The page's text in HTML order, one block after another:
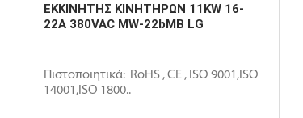
ΕΚΚΙΝΗΤΗΣ ΚΙΝΗΤΗΡΩΝ 11KW 16-
22A 380VAC MW-22bMB LG
Πιστοποιητικά: RoHS , CE , ISO 9001,ISO
14001,ISO 1800..